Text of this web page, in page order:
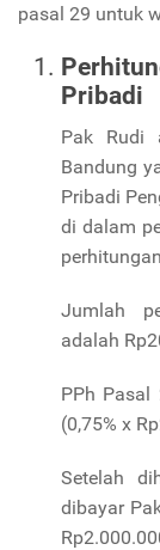
pasal 29 untuk
Pribadi
Pak Rudi
Bandung
Pribadi
di dalam
Jumlah
adalah
PPh Pasal
(0,75% x
Setelah
dibayar